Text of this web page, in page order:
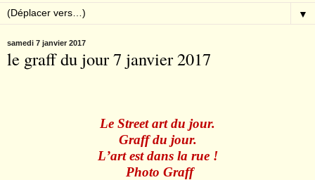
▼
samedi 7 janvier 2017
le graff du jour 7 janvier 2017
Le Street art du jour.
Graff du jour.
L’art est dans la rue !
Photo Graff